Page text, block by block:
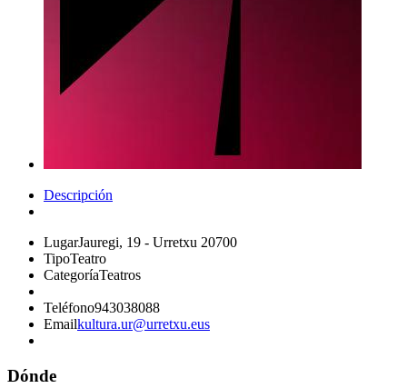
Descripción
LugarJauregi, 19 - Urretxu 20700
TipoTeatro
CategoríaTeatros
Teléfono943038088
Emailkultura.ur@urretxu.eus
Dónde